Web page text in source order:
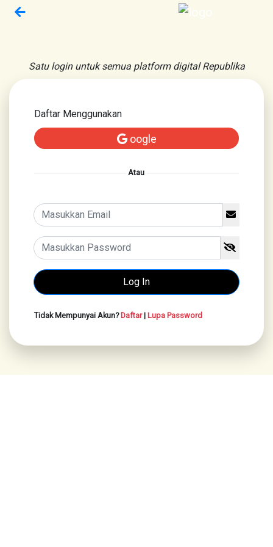
Satu login untuk semua platform digital Republika
Daftar Menggunakan
oogle
Atau
Tidak Mempunyai Akun?Daftar| Lupa Password